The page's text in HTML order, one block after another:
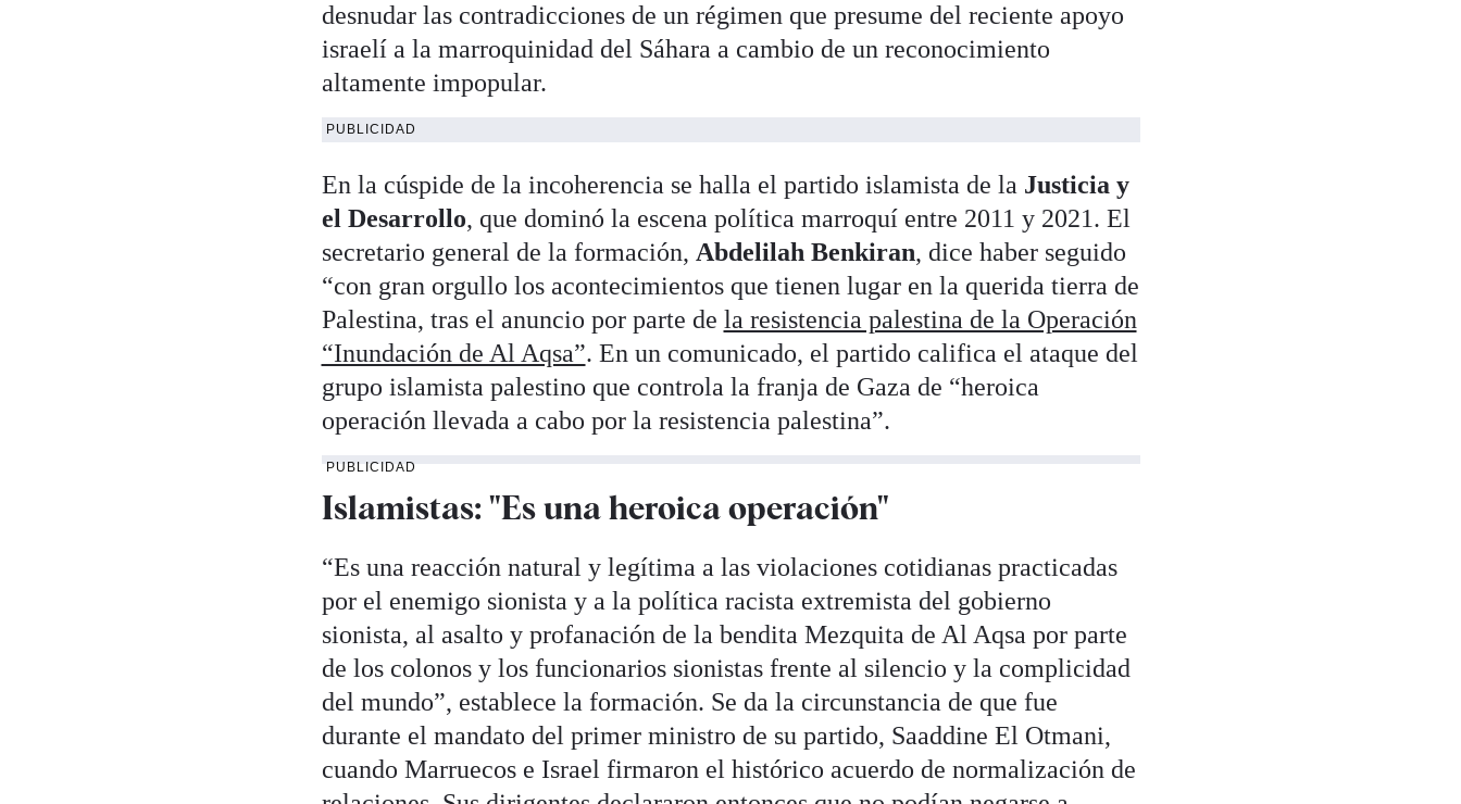
desnudar las contradicciones de un régimen que presume del reciente apoyo
israelí a la marroquinidad del Sáhara a cambio de un reconocimiento
altamente impopular.
PUBLICIDAD
En la cúspide de la incoherencia se halla el partido islamista de la Justicia y
el Desarrollo, que dominó la escena política marroquí entre 2011 y 2021. El
secretario general de la formación, Abdelilah Benkiran, dice haber seguido
“con gran orgullo los acontecimientos que tienen lugar en la querida tierra de
Palestina, tras el anuncio por parte de la resistencia palestina de la Operación
“Inundación de Al Aqsa”. En un comunicado, el partido califica el ataque del
grupo islamista palestino que controla la franja de Gaza de “heroica
operación llevada a cabo por la resistencia palestina”.
PUBLICIDAD
Islamistas: "Es una heroica operación"
“Es una reacción natural y legítima a las violaciones cotidianas practicadas
por el enemigo sionista y a la política racista extremista del gobierno
sionista, al asalto y profanación de la bendita Mezquita de Al Aqsa por parte
de los colonos y los funcionarios sionistas frente al silencio y la complicidad
del mundo”, establece la formación. Se da la circunstancia de que fue
durante el mandato del primer ministro de su partido, Saaddine El Otmani,
cuando Marruecos e Israel firmaron el histórico acuerdo de normalización de